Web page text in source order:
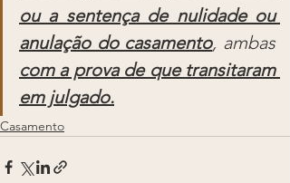
ou a sentença de nulidade ou
anulação do casamento
com a prova de que transitaram
em julgado.
Casamento